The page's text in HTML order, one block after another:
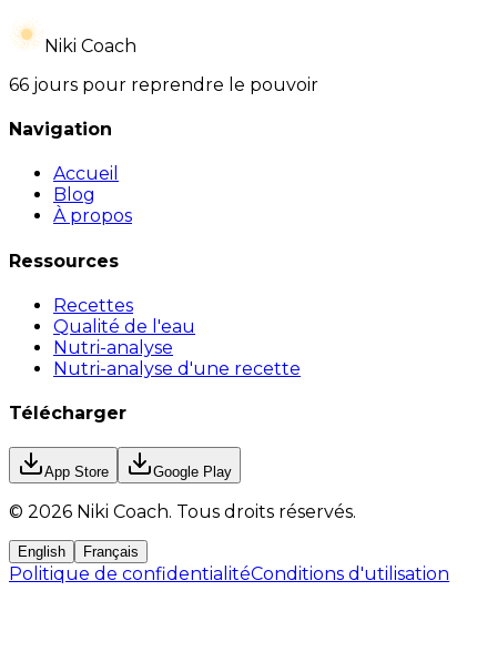
Niki Coach
66 jours pour reprendre le pouvoir
Navigation
Accueil
Blog
À propos
Ressources
Recettes
Qualité de l'eau
Nutri-analyse
Nutri-analyse d'une recette
Télécharger
App Store Google Play
© 2026 Niki Coach. Tous droits réservés.
English Français
Politique de confidentialitéConditions d'utilisation